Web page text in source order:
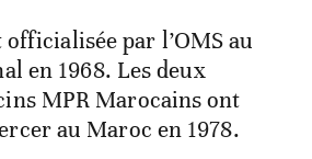
par l’OMS au
en 1968. Les deux
MPR Marocains ont
au Maroc en 1978.